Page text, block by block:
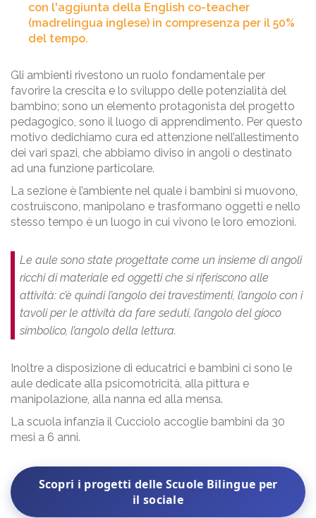
con l'aggiunta della English co-teacher
(madrelingua inglese) in compresenza per il 50%
del tempo.
Gli ambienti rivestono un ruolo fondamentale per
favorire la crescita e lo sviluppo delle potenzialità del
bambino; sono un elemento protagonista del progetto
pedagogico, sono il luogo di apprendimento. Per questo
motivo dedichiamo cura ed attenzione nell’allestimento
dei vari spazi, che abbiamo diviso in angoli o destinato
ad una funzione particolare.
La sezione è l’ambiente nel quale i bambini si muovono,
costruiscono, manipolano e trasformano oggetti e nello
stesso tempo è un luogo in cui vivono le loro emozioni.
Le aule sono state progettate come un insieme di angoli
ricchi di materiale ed oggetti che si riferiscono alle
attività: c’è quindi l’angolo dei travestimenti, l’angolo con i
tavoli per le attività da fare seduti, l’angolo del gioco
simbolico, l’angolo della lettura.
Inoltre a disposizione di educatrici e bambini ci sono le
aule dedicate alla psicomotricità, alla pittura e
manipolazione, alla nanna ed alla mensa.
La scuola infanzia il Cucciolo accoglie bambini da 30
mesi a 6 anni.
Scopri i progetti delle Scuole Bilingue per
il sociale